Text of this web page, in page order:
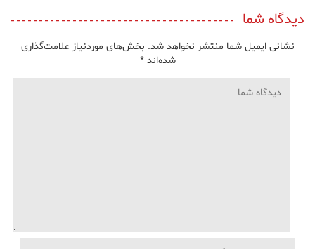
دیدگاه شما
نشانی ایمیل شما منتشر نخواهد شد. بخش‌های موردنیاز علامت‌گذاری
شده‌اند*